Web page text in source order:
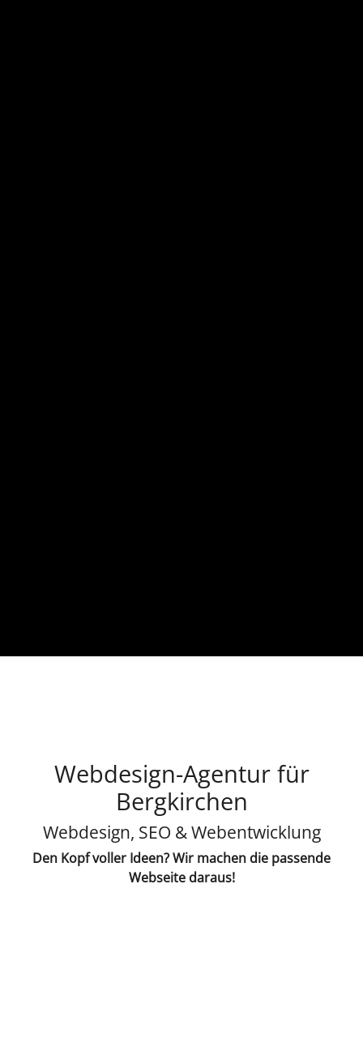
Webdesign-Agentur für
Bergkirchen
Webdesign, SEO & Webentwicklung
Den Kopf voller Ideen? Wir machen die passende
Webseite daraus!